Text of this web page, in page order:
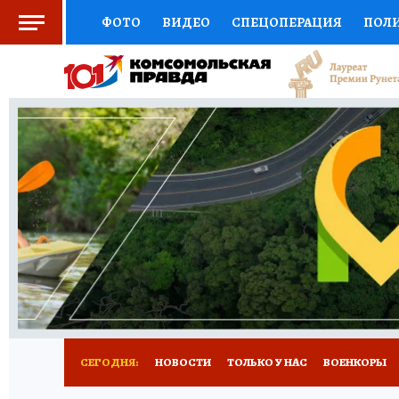
ФОТО ВИДЕО СПЕЦОПЕРАЦИЯ
СОЦПОДДЕРЖКА НАУКА СПОРТ
ВЫБОР ЭКСПЕРТОВ ДОКТОР
КНИЖНАЯ ПОЛКА ПРОГНОЗЫ НА СПОРТ
ПРЕСС-ЦЕНТР НЕДВИЖИМОСТЬ
РАДИО КП РЕКЛАМА ТЕСТЫ НОВОЕ
СЕГОДНЯ: НОВОСТИ ТОЛЬКО У НАС ВОЕНКОРЫ